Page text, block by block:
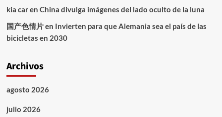
kia caren China divulga imágenes del lado oculto de la luna
国产色情片en Invierten para que Alemania sea el país de las
bicicletas en 2030
Archivos
agosto 2026
julio 2026